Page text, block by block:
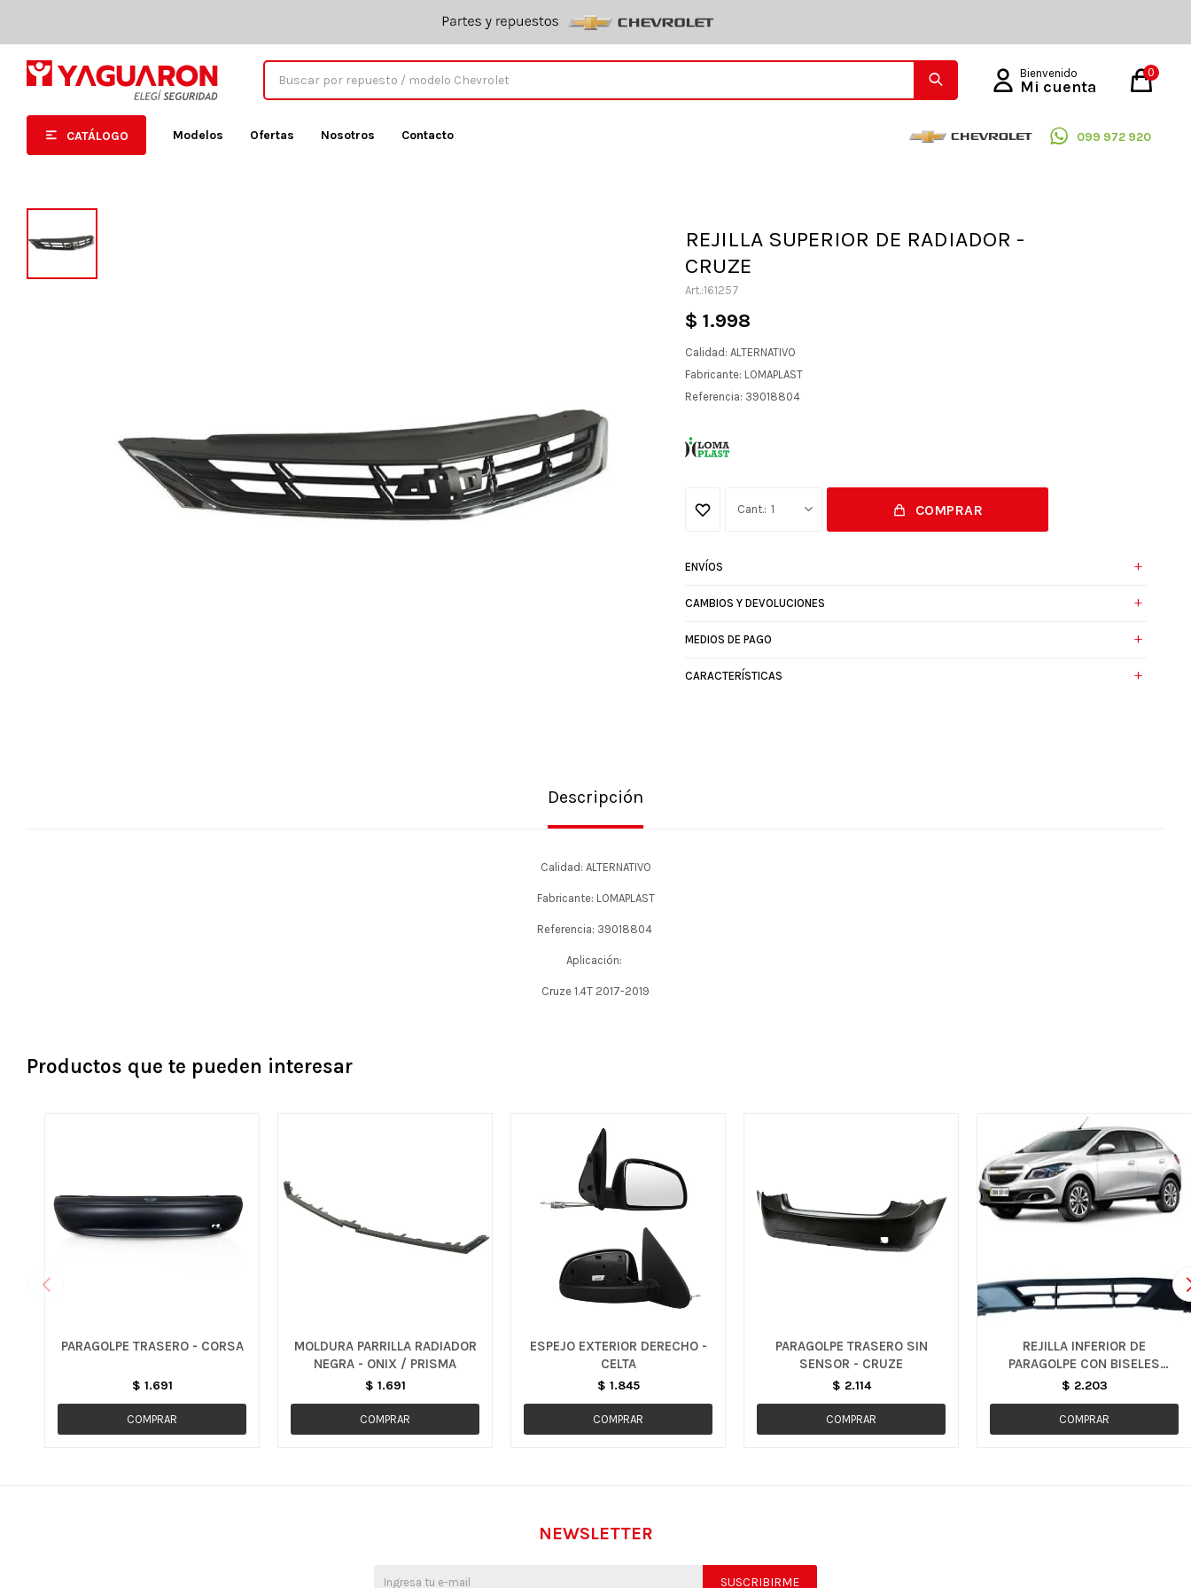
CATÁLOGO Modelos Ofertas Nosotros Contacto 099 972 920
0
REJILLA SUPERIOR DE RADIADOR -
CRUZE
161257
$ 1.998
Calidad: ALTERNATIVO
Fabricante: LOMAPLAST
Referencia: 39018804
1 COMPRAR
ENVÍOS
CAMBIOS Y DEVOLUCIONES
MEDIOS DE PAGO
CARACTERÍSTICAS
Descripción
Calidad: ALTERNATIVO
Fabricante: LOMAPLAST
Referencia: 39018804
Aplicación:
Cruze 1.4T 2017-2019
Productos que te pueden interesar
PARAGOLPE TRASERO - CORSA
$ 1.691
MOLDURA PARRILLA RADIADOR
NEGRA - ONIX / PRISMA
$ 1.691
ESPEJO EXTERIOR DERECHO -
CELTA
$ 1.845
PARAGOLPE TRASERO SIN
SENSOR - CRUZE
$ 2.114
REJILLA INFERIOR DE
PARAGOLPE CON BISELES
CROMADOS SIN CAMINEROS -
$ 2.203
NEWSLETTER
SUSCRIBIRME